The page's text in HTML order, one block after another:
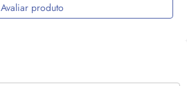
Avaliar produto